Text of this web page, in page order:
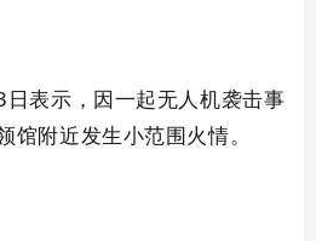
表示，因一起无人机袭击事
馆附近发生小范围火情。